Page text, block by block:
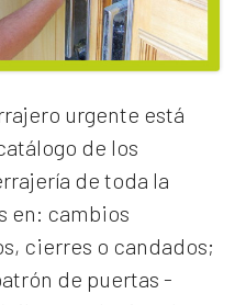
urgente está
de los
de toda la
en: cambios
cierres o candados;
de puertas -